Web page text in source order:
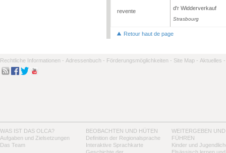
revente d'r Widderverkauf
Strasbourg
Retour haut de page
Rechtliche Informationen - Adressenbuch - Förderungsmöglichkeiten - Site Map - Aktuelles -
WAS IST DAS OLCA?
Aufgaben und Zielsetzungen
Das Team
BEOBACHTEN UND HÜTEN
Definition der Regionalsprache
Interaktive Sprachkarte
WEITERGEBEN UND
FÜHREN
Kinder und